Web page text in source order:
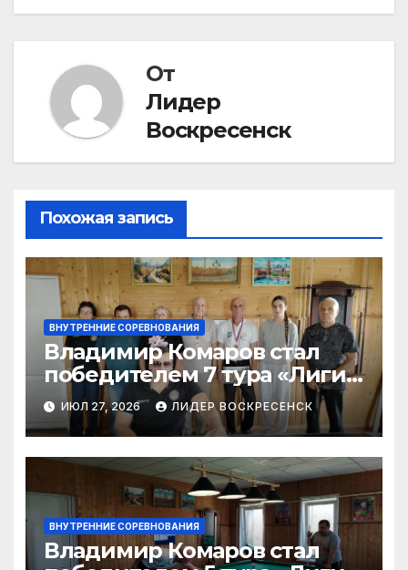
От
Лидер
Воскресенск
Похожая запись
ВНУТРЕННИЕ СОРЕВНОВАНИЯ
Владимир Комаров стал
победителем 7 тура «Лиги
бильярда»-2026
ИЮЛ 27, 2026 ЛИДЕР ВОСКРЕСЕНСК
ВНУТРЕННИЕ СОРЕВНОВАНИЯ
Владимир Комаров стал